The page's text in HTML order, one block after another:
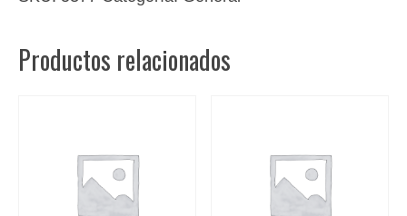
Productos relacionados